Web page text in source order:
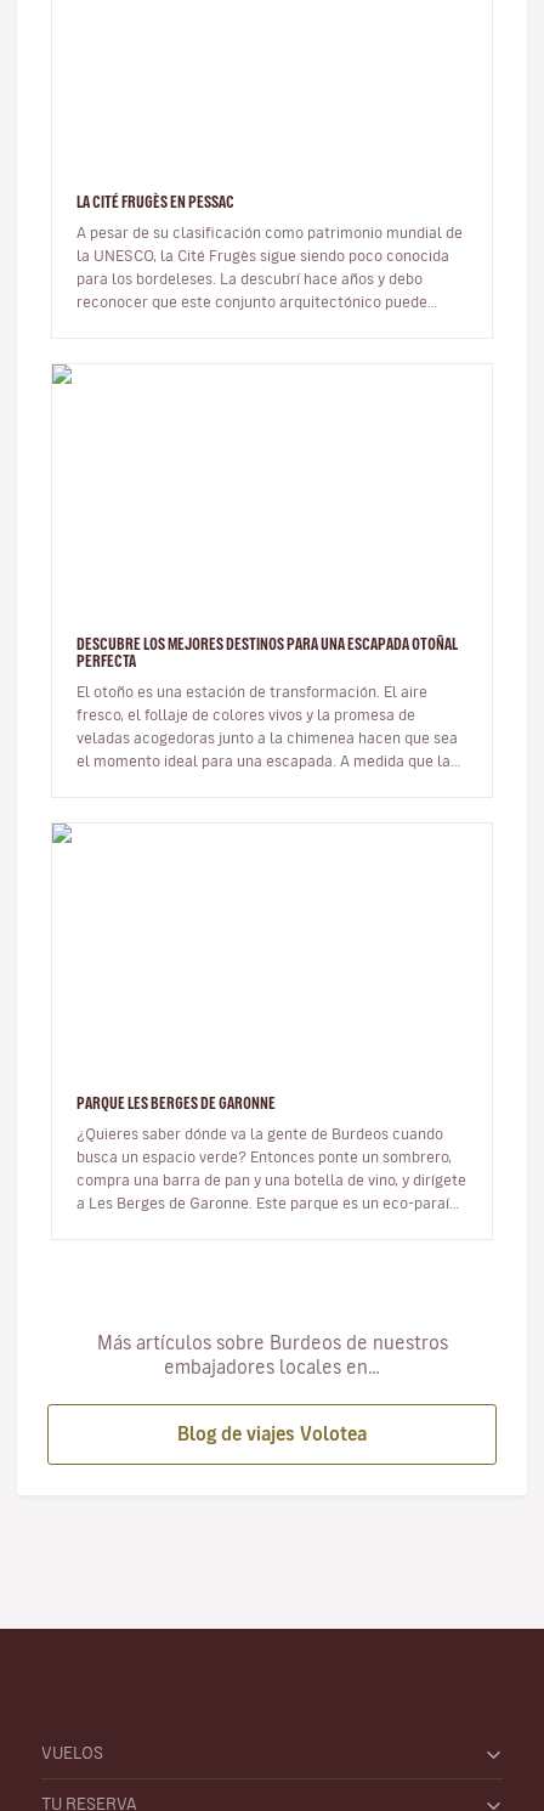
LA CITÉ FRUGÈS EN PESSAC
A pesar de su clasificación como patrimonio mundial de
la UNESCO, la Cité Frugès sigue siendo poco conocida
para los bordeleses. La descubrí hace años y debo
reconocer que este conjunto arquitectónico puede
DESCUBRE LOS MEJORES DESTINOS PARA UNA ESCAPADA OTOÑAL
PERFECTA
El otoño es una estación de transformación. El aire
fresco, el follaje de colores vivos y la promesa de
veladas acogedoras junto a la chimenea hacen que sea
el momento ideal para una escapada. A medida que las
PARQUE LES BERGES DE GARONNE
¿Quieres saber dónde va la gente de Burdeos cuando
busca un espacio verde? Entonces ponte un sombrero,
compra una barra de pan y una botella de vino, y dirígete
a Les Berges de Garonne. Este parque es un eco-paraíso
Más artículos sobre Burdeos de nuestros
embajadores locales en…
Blog de viajes Volotea
VUELOS
TU RESERVA